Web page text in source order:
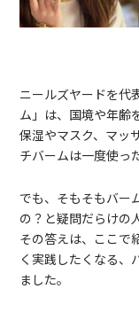
ニールズヤードを代
ム」は、国境や年齢
保湿やマスク、マッ
チバームは一度使っ
でも、そもそもバー
の？と疑問だらけの
その答えは、ここで
く実践したくなる、
ました。